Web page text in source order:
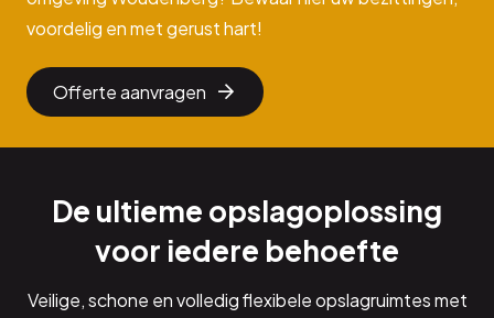
voordelig en met gerust hart!
Offerte aanvragen
De ultieme opslagoplossing
voor iedere behoefte
Veilige, schone en volledig flexibele opslagruimtes met